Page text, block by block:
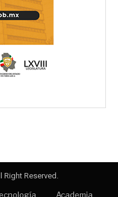
Right Reserved.
Academia